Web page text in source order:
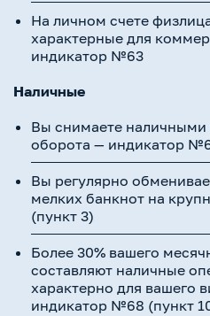
На личном счете
характерные для
индикатор №63
Наличные
Вы снимаете наличными
оборота — индикатор
Вы регулярно
мелких банкнот на
(пункт 3)
Более 30% вашего
составляют наличные
характерно для вашего
индикатор №68 (пункт